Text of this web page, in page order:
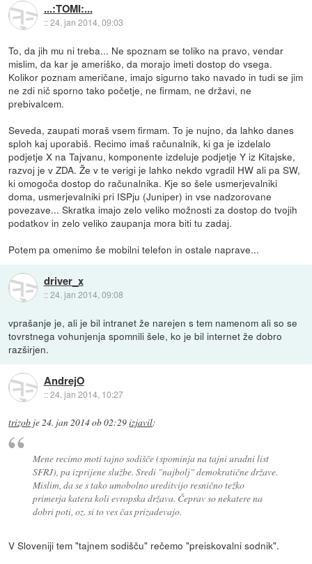
...:TOMI:...
::24. jan 2014, 09:03
To, da jih mu ni treba... Ne spoznam se toliko na pravo, vendar
mislim, da kar je ameriško, da morajo imeti dostop do vsega.
Kolikor poznam američane, imajo sigurno tako navado in tudi se jim
ne zdi nič sporno tako početje, ne firmam, ne državi, ne
prebivalcem.
Seveda, zaupati moraš vsem firmam. To je nujno, da lahko danes
sploh kaj uporabiš. Recimo imaš računalnik, ki ga je izdelalo
podjetje X na Tajvanu, komponente izdeluje podjetje Y iz Kitajske,
razvoj je v ZDA. Že v te verigi je lahko nekdo vgradil HW ali pa SW,
ki omogoča dostop do računalnika. Kje so šele usmerjevalniki
doma, usmerjevalniki pri ISPju (Juniper) in vse nadzorovane
povezave... Skratka imajo zelo veliko možnosti za dostop do tvojih
podatkov in zelo veliko zaupanja mora biti tu zadaj.
Potem pa omenimo še mobilni telefon in ostale naprave...
driver_x
::24. jan 2014, 09:08
vprašanje je, ali je bil intranet že narejen s tem namenom ali so se
tovrstnega vohunjenja spomnili šele, ko je bil internet že dobro
razširjen.
AndrejO
::24. jan 2014, 10:27
trizob je24. jan 2014 ob 02:29izjavil:
Mene recimo moti tajno sodišče (spominja na tajni uradni list
SFRJ), pa izprijene službe. Sredi "najbolj" demokratične države.
Mislim, da se s tako umobolno ureditvijo resnično težko
primerja katera koli evropska država. Čeprav so nekatere na
dobri poti, oz. si to ves čas prizadevajo.
V Sloveniji tem "tajnem sodišču" rečemo "preiskovalni sodnik".